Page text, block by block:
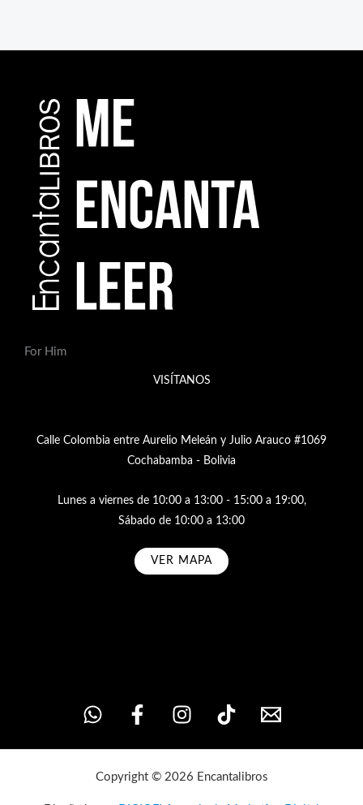
For Him
VISÍTANOS
Calle Colombia entre Aurelio Meleán y Julio Arauco #1069
Cochabamba - Bolivia
Lunes a viernes de 10:00 a 13:00 - 15:00 a 19:00,
Sábado de 10:00 a 13:00
VER MAPA
Copyright © 2026 Encantalibros